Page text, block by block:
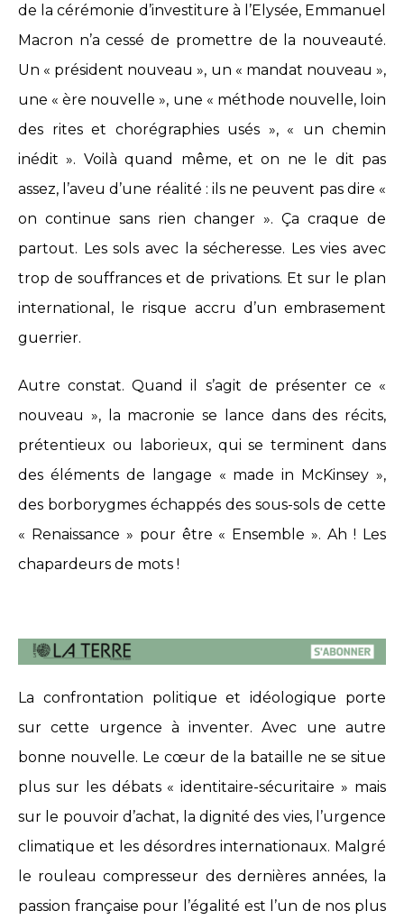
de la cérémonie d’investiture à l’Elysée, Emmanuel
Macron n’a cessé de promettre de la nouveauté.
Un « président nouveau », un « mandat nouveau »,
une « ère nouvelle », une « méthode nouvelle, loin
des rites et chorégraphies usés », « un chemin
inédit ». Voilà quand même, et on ne le dit pas
assez, l’aveu d’une réalité : ils ne peuvent pas dire «
on continue sans rien changer ». Ça craque de
partout. Les sols avec la sécheresse. Les vies avec
trop de souffrances et de privations. Et sur le plan
international, le risque accru d’un embrasement
guerrier.
Autre constat. Quand il s’agit de présenter ce «
nouveau », la macronie se lance dans des récits,
prétentieux ou laborieux, qui se terminent dans
des éléments de langage « made in McKinsey »,
des borborygmes échappés des sous-sols de cette
« Renaissance » pour être « Ensemble ». Ah ! Les
chapardeurs de mots !
La confrontation politique et idéologique porte
sur cette urgence à inventer. Avec une autre
bonne nouvelle. Le cœur de la bataille ne se situe
plus sur les débats « identitaire-sécuritaire » mais
sur le pouvoir d’achat, la dignité des vies, l’urgence
climatique et les désordres internationaux. Malgré
le rouleau compresseur des dernières années, la
passion française pour l’égalité est l’un de nos plus